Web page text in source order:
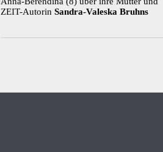
ZEIT-Autorin Sandra-Valeska Bruhns